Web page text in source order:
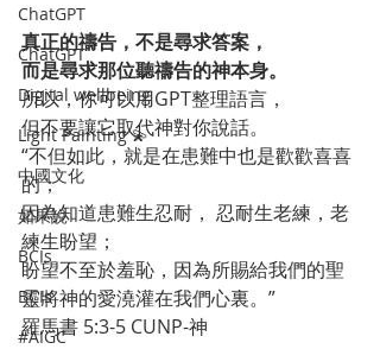
ChatGPT
ChatGPT
Digital wellbeing
Light Painting 💫
中國文化
如果說
BCIs
BCIs
#AIGC
真正的禱告，不是尋求答案，
而是尋求那位聽禱告的神本身。
所以，你可以用GPT整理語言，
但不要讓它取代神對你說話。
“不但如此，就是在患難中也是歡歡喜喜
的；
因為知道患難生忍耐， 忍耐生老練，老
練生盼望；
盼望不至於羞恥，因為所賜給我們的聖
靈將神的愛澆灌在我們心裏。”
‭‭羅馬書‬ ‭5‬:‭3‬-‭5‬ ‭CUNP-神‬‬